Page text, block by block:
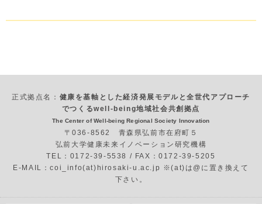
正式拠点名： 健康を基軸とした経済発展モデルと全世代アプローチ
でつくるwell-being地域社会共創拠点
The Center of Well-being Regional Society Innovation
〒036-8562 青森県弘前市在府町５
弘前大学健康未来イノベーション研究機構
TEL：0172-39-5538 / FAX：0172-39-5205
E-MAIL：coi_info(at)hirosaki-u.ac.jp ※(at)は@に置き換えて
下さい。